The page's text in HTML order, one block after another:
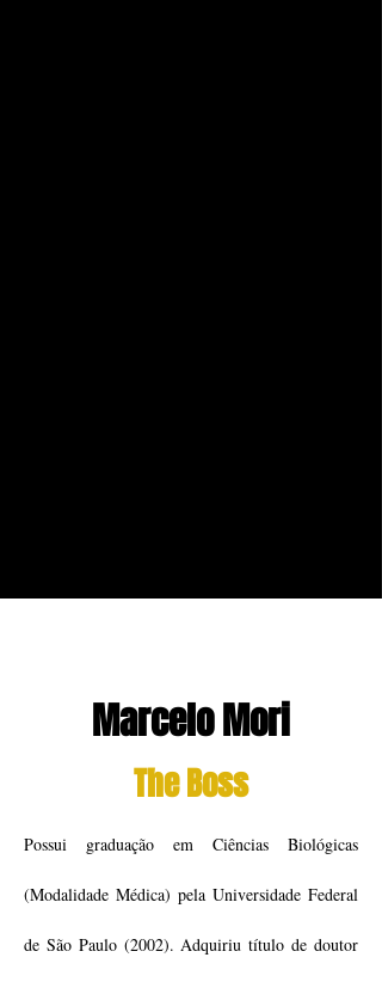
Marcelo Mori
The Boss
Possui graduação em Ciências Biológicas
(Modalidade Médica) pela Universidade Federal
de São Paulo (2002). Adquiriu título de doutor